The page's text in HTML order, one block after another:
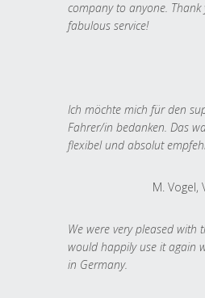
company to anyone. Thank
fabulous service!
Ich möchte mich für den
Fahrer/in bedanken. Das
flexibel und absolut
M. Vogel,
We were very pleased with
would happily use it again
in Germany.